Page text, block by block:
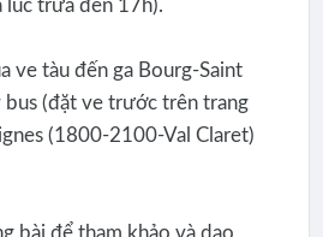
lúc trưa đến 17h).
ve tàu đến ga Bourg-Saint
bus (đặt ve trước trên trang
(1800-2100-Val Claret)
bài để tham khảo và dao